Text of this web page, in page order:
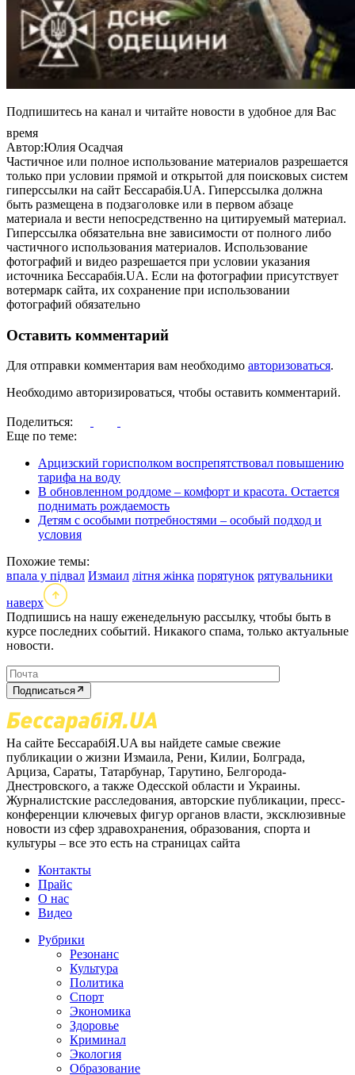
Подпишитесь на канал и читайте новости в удобное для Вас
время
Автор:Юлия Осадчая
Частичное или полное использование материалов разрешается
только при условии прямой и открытой для поисковых систем
гиперссылки на сайт Бессарабія.UA. Гиперссылка должна
быть размещена в подзаголовке или в первом абзаце
материала и вести непосредственно на цитируемый материал.
Гиперссылка обязательна вне зависимости от полного либо
частичного использования материалов. Использование
фотографий и видео разрешается при условии указания
источника Бессарабія.UA. Если на фотографии присутствует
вотермарк сайта, их сохранение при использовании
фотографий обязательно
Оставить комментарий
Для отправки комментария вам необходимо авторизоваться.
Необходимо авторизироваться, чтобы оставить комментарий.
Поделиться:
Еще по теме:
Арцизский горисполком воспрепятствовал повышению
тарифа на воду
В обновленном роддоме – комфорт и красота. Остается
поднимать рождаемость
Детям с особыми потребностями – особый подход и
условия
Похожие темы:
впала у підвал Измаил літня жінка порятунок рятувальники
наверх
Подпишись на нашу еженедельную рассылку, чтобы быть в
курсе последних событий. Никакого спама, только актуальные
новости.
Подписаться
На сайте БессарабіЯ.UA вы найдете самые свежие
публикации о жизни Измаила, Рени, Килии, Болграда,
Арциза, Сараты, Татарбунар, Тарутино, Белгорода-
Днестровского, а также Одесской области и Украины.
Журналистские расследования, авторские публикации, пресс-
конференции ключевых фигур органов власти, эксклюзивные
новости из сфер здравохранения, образования, спорта и
культуры – все это есть на страницах сайта
Контакты
Прайс
О нас
Видео
Рубрики
Резонанс
Культура
Политика
Спорт
Экономика
Здоровье
Криминал
Экология
Образование